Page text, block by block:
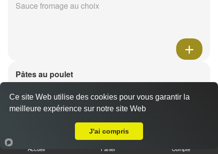
Sauce fromage au choix
Pâtes au poulet
Sauce fromage au choix
Accueil Panier Compte
Ce site Web utilise des cookies pour vous garantir la
meilleure expérience sur notre site Web
J'ai compris